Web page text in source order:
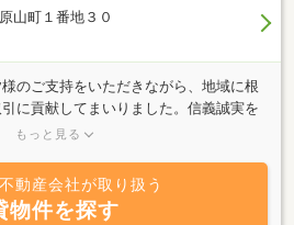
山町１番地３０
のご支持をいただきながら、地域に根
に貢献してまいりました。信義誠実を
心掛けいています。谷口住宅は行政書
言・相続等のご相談と不動産取引を一
代行承ります。お気軽にご相談くださ
もっと見る
動産会社が取り扱う
物件を探す